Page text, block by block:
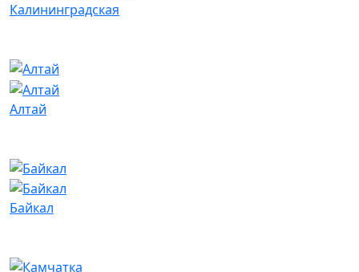
Калининградская
Алтай
Байкал